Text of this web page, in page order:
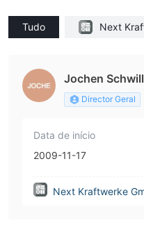
Tudo
Next
Jochen Schwill
Director Geral
Data de início
2009-11-17
Next Kraftwerke